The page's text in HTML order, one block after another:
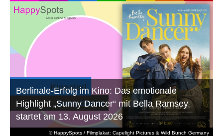
© HappySpots / Filmplakat: Capelight Pictures & Wild Bunch Germany
Berlinale-Erfolg im Kino: Das emotionale
Highlight „Sunny Dancer“ mit Bella Ramsey
startet am 13. August 2026